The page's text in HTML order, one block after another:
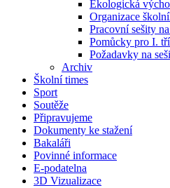
Ekologická
Organizace
Pracovní sešity
Pomůcky pro I.
Požadavky na
Archiv
Školní times
Sport
Soutěže
Připravujeme
Dokumenty ke stažení
Bakaláři
Povinné informace
E-podatelna
3D Vizualizace